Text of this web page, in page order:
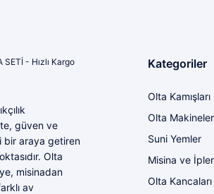
| 10/07/2026
güven ve
bir araya getiren
Olta
misinadan
av
Kategoriler
Olta Kamışları
Olta
Suni Yemler
Misina ve İpler
Olta Kancaları